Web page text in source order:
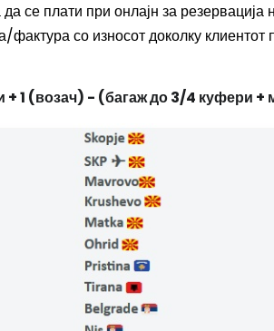
се плати при онлајн за
со износот доколку
+ 1 (возач) - (багаж до 3/4